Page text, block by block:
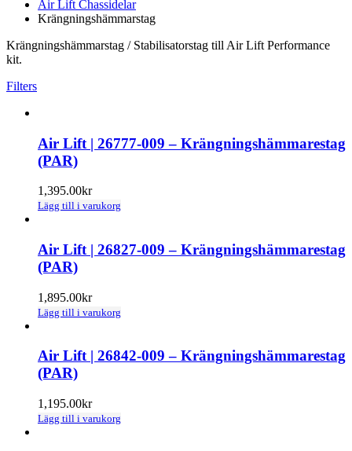
Air Lift Chassidelar
Krängningshämmarstag
Krängningshämmarstag / Stabilisatorstag till Air Lift Performance
kit.
Filters
Air Lift | 26777-009 – Krängningshämmarestag
(PAR)
1,395.00kr
Lägg till i varukorg
Air Lift | 26827-009 – Krängningshämmarestag
(PAR)
1,895.00kr
Lägg till i varukorg
Air Lift | 26842-009 – Krängningshämmarestag
(PAR)
1,195.00kr
Lägg till i varukorg